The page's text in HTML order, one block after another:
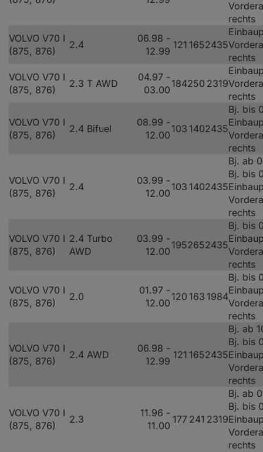
rechts
VOLVO V70 I
(875, 876)
2.4
06.98 -
12.99
121 1652435
rechts
VOLVO V70 I
(875, 876)
2.3 T AWD
04.97 -
03.00
184250 2319
rechts
VOLVO V70 I
(875, 876)
2.4 Bifuel
08.99 -
12.00
103 1402435
Bj. bis
rechts
VOLVO V70 I
(875, 876)
2.4
03.99 -
12.00
103 1402435
Bj. ab
Bj. bis
rechts
VOLVO V70 I
(875, 876)
2.4 Turbo
AWD
03.99 -
12.00
1952652435
Bj. bis
rechts
VOLVO V70 I
(875, 876)
2.0
01.97 -
12.00
120 163 1984
Bj. bis
rechts
VOLVO V70 I
(875, 876)
2.4 AWD
06.98 -
12.99
121 1652435
Bj. ab
Bj. bis
rechts
VOLVO V70 I
(875, 876)
2.3
11.96 -
11.00
177 241 2319
Bj. ab
Bj. bis
rechts